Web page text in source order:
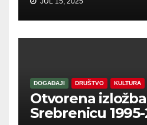
DOGAĐAJI DRUŠTVO KULTURA
Otvorena
Srebrenicu 1995-